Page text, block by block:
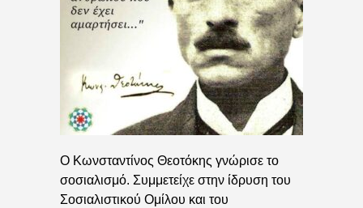
Ο Κωνσταντίνος Θεοτόκης γνώρισε το
σοσιαλισμό. Συμμετείχε στην ίδρυση του
Σοσιαλιστικού Ομίλου και του